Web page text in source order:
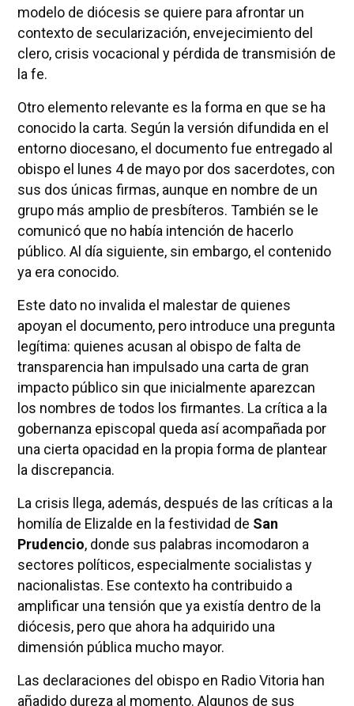
modelo de diócesis se quiere para afrontar un
contexto de secularización, envejecimiento del
clero, crisis vocacional y pérdida de transmisión de
la fe.
Otro elemento relevante es la forma en que se ha
conocido la carta. Según la versión difundida en el
entorno diocesano, el documento fue entregado al
obispo el lunes 4 de mayo por dos sacerdotes, con
sus dos únicas firmas, aunque en nombre de un
grupo más amplio de presbíteros. También se le
comunicó que no había intención de hacerlo
público. Al día siguiente, sin embargo, el contenido
ya era conocido.
Este dato no invalida el malestar de quienes
apoyan el documento, pero introduce una pregunta
legítima: quienes acusan al obispo de falta de
transparencia han impulsado una carta de gran
impacto público sin que inicialmente aparezcan
los nombres de todos los firmantes. La crítica a la
gobernanza episcopal queda así acompañada por
una cierta opacidad en la propia forma de plantear
la discrepancia.
La crisis llega, además, después de las críticas a la
homilía de Elizalde en la festividad de San
Prudencio, donde sus palabras incomodaron a
sectores políticos, especialmente socialistas y
nacionalistas. Ese contexto ha contribuido a
amplificar una tensión que ya existía dentro de la
diócesis, pero que ahora ha adquirido una
dimensión pública mucho mayor.
Las declaraciones del obispo en Radio Vitoria han
añadido dureza al momento. Algunos de sus